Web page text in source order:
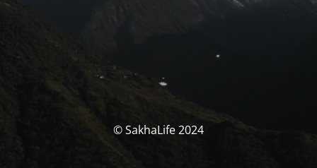
© SakhaLife 2024